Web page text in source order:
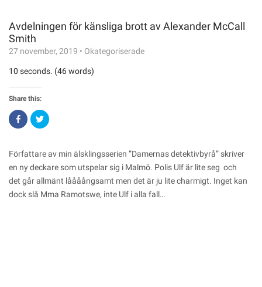
Avdelningen för känsliga brott av Alexander McCall
Smith
27 november, 2019 • Okategoriserade
10 seconds. (46 words)
Share this:
Click
to
share
(Opens
in
new
window)
Click
to
(Opens
in
new
Författare av min älsklingsserien ”Damernas detektivbyrå” skriver
en ny deckare som utspelar sig i Malmö. Polis Ulf är lite seg och
det går allmänt låååångsamt men det är ju lite charmigt. Inget kan
dock slå Mma Ramotswe, inte Ulf i alla fall…